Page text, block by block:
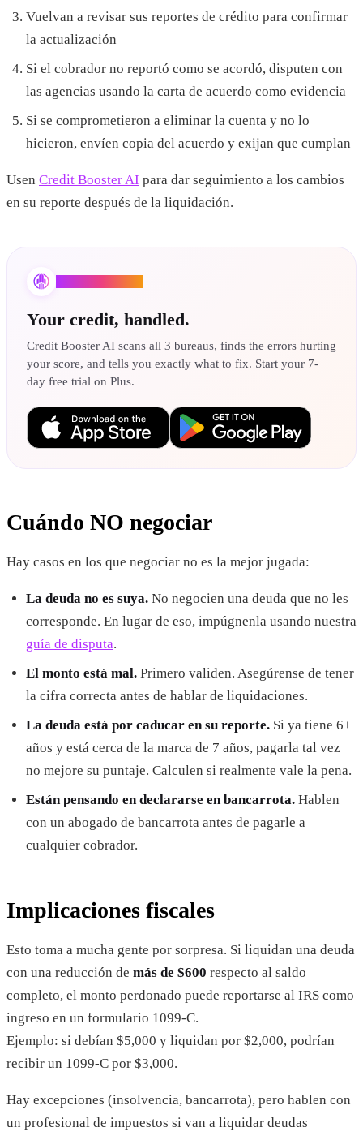
Vuelvan a revisar sus reportes de crédito para confirmar
la actualización
Si el cobrador no reportó como se acordó, disputen con
las agencias usando la carta de acuerdo como evidencia
Si se comprometieron a eliminar la cuenta y no lo
hicieron, envíen copia del acuerdo y exijan que cumplan
Usen Credit Booster AI para dar seguimiento a los cambios
en su reporte después de la liquidación.
Your credit, handled.
Credit Booster AI scans all 3 bureaus, finds the errors hurting
your score, and tells you exactly what to fix. Start your 7-
day free trial on Plus.
Cuándo NO negociar
Hay casos en los que negociar no es la mejor jugada:
La deuda no es suya. No negocien una deuda que no les
corresponde. En lugar de eso, impúgnenla usando nuestra
guía de disputa.
El monto está mal. Primero validen. Asegúrense de tener
la cifra correcta antes de hablar de liquidaciones.
La deuda está por caducar en su reporte. Si ya tiene 6+
años y está cerca de la marca de 7 años, pagarla tal vez
no mejore su puntaje. Calculen si realmente vale la pena.
Están pensando en declararse en bancarrota. Hablen
con un abogado de bancarrota antes de pagarle a
cualquier cobrador.
Implicaciones fiscales
Esto toma a mucha gente por sorpresa. Si liquidan una deuda
con una reducción de más de $600 respecto al saldo
completo, el monto perdonado puede reportarse al IRS como
ingreso en un formulario 1099-C.
Ejemplo: si debían $5,000 y liquidan por $2,000, podrían
recibir un 1099-C por $3,000.
Hay excepciones (insolvencia, bancarrota), pero hablen con
un profesional de impuestos si van a liquidar deudas